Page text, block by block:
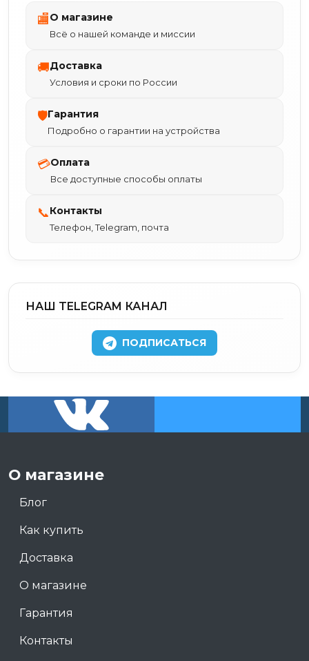
🏬О магазине
Всё о нашей команде и миссии
🚚Доставка
Условия и сроки по России
🛡Гарантия
Подробно о гарантии на устройства
💳Оплата
Все доступные способы оплаты
📞Контакты
Телефон, Telegram, почта
НАШ TELEGRAM КАНАЛ
ПОДПИСАТЬСЯ
О магазине
Блог
Как купить
Доставка
О магазине
Гарантия
Контакты